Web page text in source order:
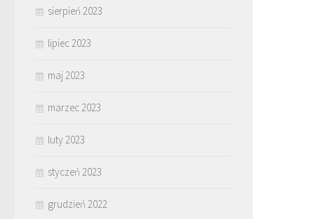
sierpień 2023
lipiec 2023
maj 2023
marzec 2023
luty 2023
styczeń 2023
grudzień 2022